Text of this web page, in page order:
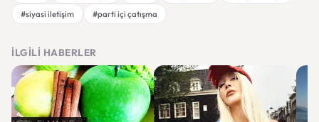
#siyasi iletişim
#parti içi çatışma
İLGILI HABERLER